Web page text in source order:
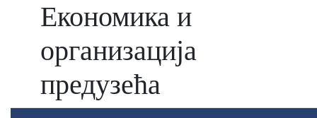
Економика и
организација
предузећа